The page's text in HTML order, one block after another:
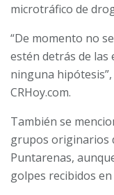
microtráfico de
“De momento no
estén detrás de las
ninguna
CRHoy.com.
También se
grupos originarios
Puntarenas,
golpes recibidos